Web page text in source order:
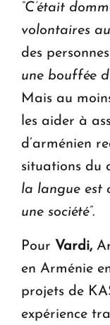
“C’était
volontaires
des
une bouffée
Mais au
les aider à
d’arménien
situations du
la langue est
une société”.
Pour Vardi,
en Arménie
projets de
expérience